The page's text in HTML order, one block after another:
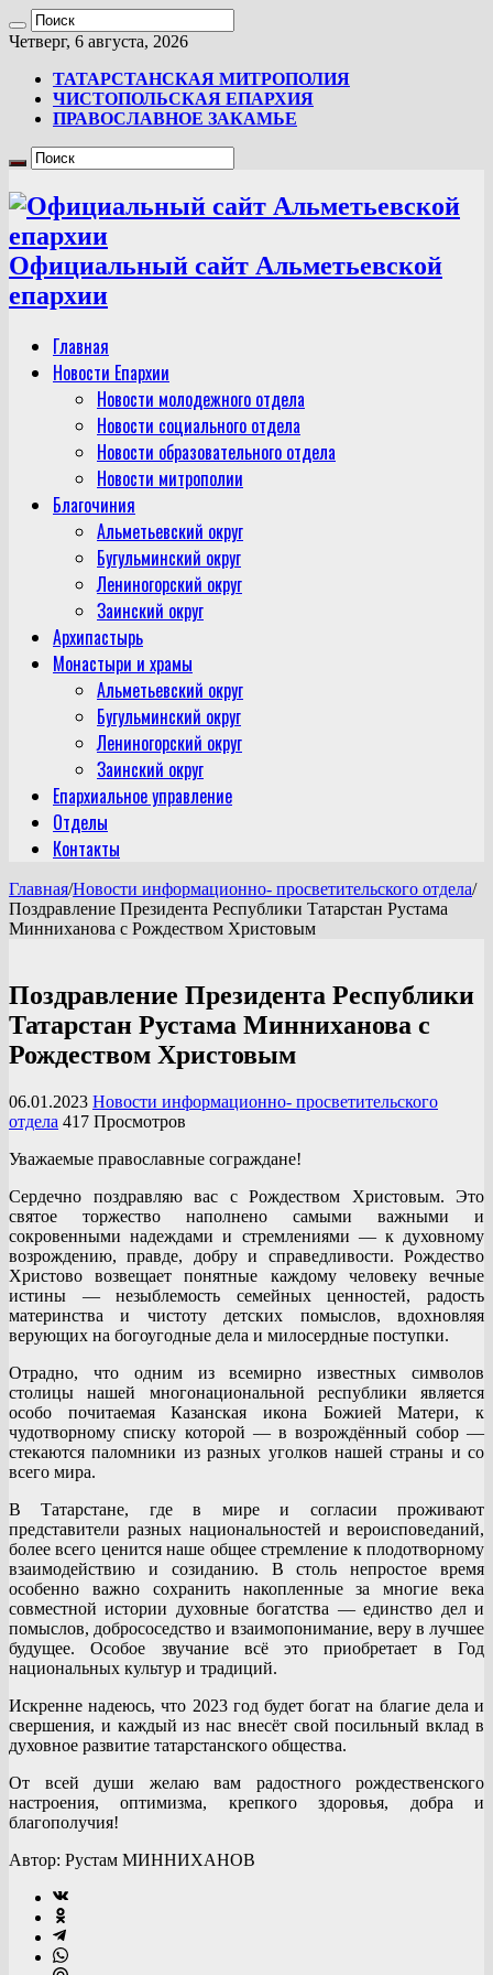
Четверг, 6 августа, 2026
ТАТАРСТАНСКАЯ МИТРОПОЛИЯ
ЧИСТОПОЛЬСКАЯ ЕПАРХИЯ
ПРАВОСЛАВНОЕ ЗАКАМЬЕ
Официальный сайт Альметьевской
епархии
Главная
Новости Епархии
Новости молодежного отдела
Новости социального отдела
Новости образовательного отдела
Новости митрополии
Благочиния
Альметьевский округ
Бугульминский округ
Лениногорский округ
Заинский округ
Архипастырь
Монастыри и храмы
Альметьевский округ
Бугульминский округ
Лениногорский округ
Заинский округ
Епархиальное управление
Отделы
Контакты
Главная/Новости информационно- просветительского отдела/
Поздравление Президента Республики Татарстан Рустама
Минниханова с Рождеством Христовым
Поздравление Президента Республики
Татарстан Рустама Минниханова с
Рождеством Христовым
06.01.2023 Новости информационно- просветительского
отдела 417 Просмотров
Уважаемые православные сограждане!
Сердечно поздравляю вас с Рождеством Христовым. Это
святое торжество наполнено самыми важными и
сокровенными надеждами и стремлениями — к духовному
возрождению, правде, добру и справедливости. Рождество
Христово возвещает понятные каждому человеку вечные
истины — незыблемость семейных ценностей, радость
материнства и чистоту детских помыслов, вдохновляя
верующих на богоугодные дела и милосердные поступки.
Отрадно, что одним из всемирно известных символов
столицы нашей многонациональной республики является
особо почитаемая Казанская икона Божией Матери, к
чудотворному списку которой — в возрождённый собор —
стекаются паломники из разных уголков нашей страны и со
всего мира.
В Татарстане, где в мире и согласии проживают
представители разных национальностей и вероисповеданий,
более всего ценится наше общее стремление к плодотворному
взаимодействию и созиданию. В столь непростое время
особенно важно сохранить накопленные за многие века
совместной истории духовные богатства — единство дел и
помыслов, добрососедство и взаимопонимание, веру в лучшее
будущее. Особое звучание всё это приобретает в Год
национальных культур и традиций.
Искренне надеюсь, что 2023 год будет богат на благие дела и
свершения, и каждый из нас внесёт свой посильный вклад в
духовное развитие татарстанского общества.
От всей души желаю вам радостного рождественского
настроения, оптимизма, крепкого здоровья, добра и
благополучия!
Автор: Рустам МИННИХАНОВ